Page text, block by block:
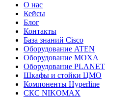
О нас
Кейсы
Блог
Контакты
База знаний Cisco
Оборудование ATEN
Оборудование MOXA
Оборудование PLANET
Шкафы и стойки ЦМО
Компоненты Hyperline
СКС NIKOMAX